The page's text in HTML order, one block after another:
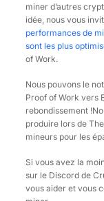
miner d’autres
idée, nous vous
performances de
sont les plus
of Work.
Nous pouvons le
Proof of Work vers
rebondissement
produire lors de
mineurs pour les
Si vous avez la
sur le Discord de
vous aider et vous